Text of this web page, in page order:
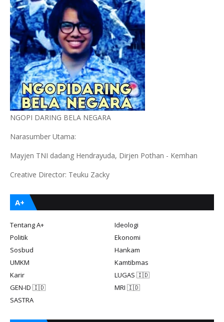
NGOPI DARING BELA NEGARA
Narasumber Utama:
Mayjen TNI dadang Hendrayuda, Dirjen Pothan - Kemhan
Creative Director: Teuku Zacky
A+
Tentang A+
Ideologi
Politik
Ekonomi
Sosbud
Hankam
UMKM
Kamtibmas
Karir
LUGAS 🇮🇩
GEN-ID 🇮🇩
MRI 🇮🇩
SASTRA